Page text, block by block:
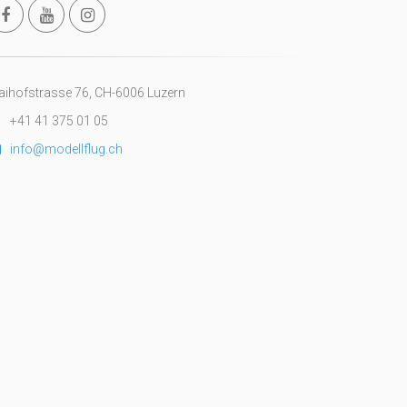
76, CH-6006 Luzern
+41 41 375 01 05
info@modellflug.ch